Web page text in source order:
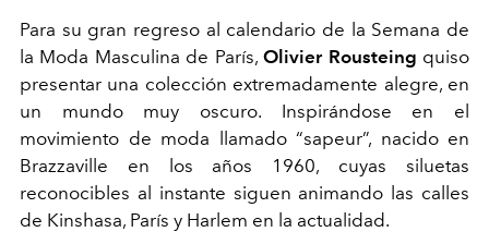
Para su gran regreso al calendario de la Semana de
la Moda Masculina de París,Olivier Rousteing quiso
presentar una colección extremadamente alegre, en
un mundo muy oscuro. Inspirándose en el
movimiento de moda llamado “sapeur”, nacido en
Brazzaville en los años 1960, cuyas siluetas
reconocibles al instante siguen animando las calles
de Kinshasa, París y Harlem en la actualidad.